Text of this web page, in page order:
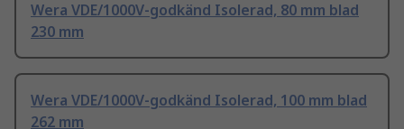
Wera VDE/1000V-godkänd Isolerad, 80 mm blad
230 mm
Wera VDE/1000V-godkänd Isolerad, 100 mm blad
262 mm